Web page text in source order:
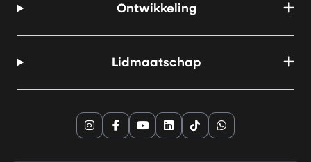
Ontwikkeling
Lidmaatschap
Instagram
Facebook
YouTubeLinkedIn
TikTokWhatsapp